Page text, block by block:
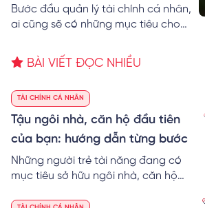
ra”
Bước đầu quản lý tài chính cá nhân,
ai cũng sẽ có những mục tiêu cho
tuổi 30 có lẽ sẽ đặc biệt hơn vì đây là
cột mốc quan trọng trong cuộc đời
áp lực dành cho những người trẻ.
BÀI VIẾT ĐỌC NHIỀU
TÀI CHÍNH CÁ NHÂN
Tậu ngôi nhà, căn hộ đầu tiên
của bạn: hướng dẫn từng bước
Những người trẻ tài năng đang có
mục tiêu sở hữu ngôi nhà, căn hộ